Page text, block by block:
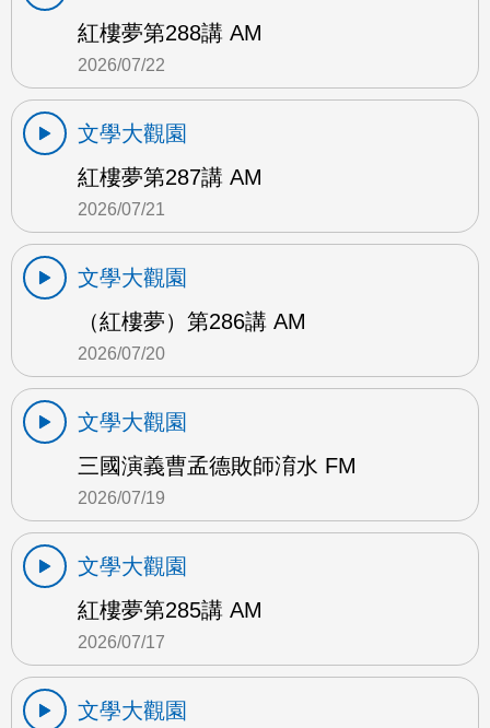
紅樓夢第288講 AM
2026/07/22
文學大觀園
紅樓夢第287講 AM
2026/07/21
文學大觀園
（紅樓夢）第286講 AM
2026/07/20
文學大觀園
三國演義曹孟德敗師淯水 FM
2026/07/19
文學大觀園
紅樓夢第285講 AM
2026/07/17
文學大觀園